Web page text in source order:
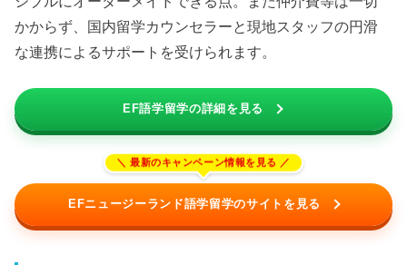
かからず、国内留学カウンセラーと現地スタッフの円滑
な連携によるサポートを受けられます。
EF語学留学の詳細を見る
EFニュージーランド語学留学のサイトを見る